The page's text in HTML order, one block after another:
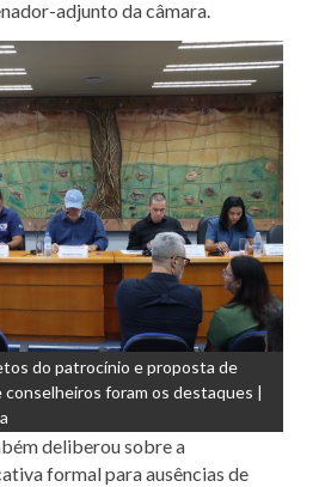
adjunto da câmara.
do patrocínio e proposta de
foram os destaques |
deliberou sobre a
formal para ausências de